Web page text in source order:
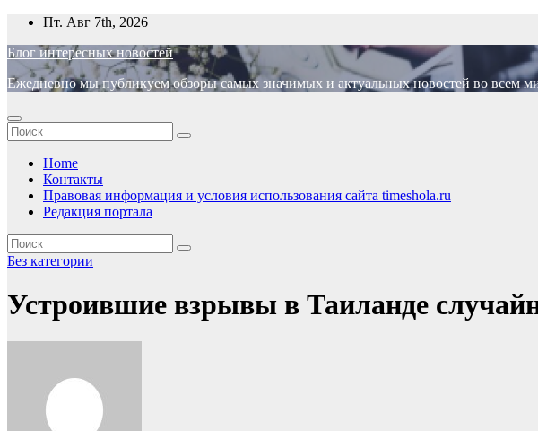
Перейти
содержимому
Пт. Авг 7th, 2026
Блог интересных новостей
Ежедневно мы публикуем обзоры самых значимых и актуальных новостей во всем
Home
Контакты
Правовая информация и условия использования сайта timeshola.ru
Редакция портала
Без категории
Устроившие взрывы в Таиланде